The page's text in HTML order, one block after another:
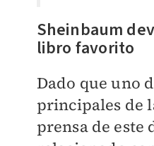
Sheinbaum
libro favorito
Dado que uno
principales de
prensa de este